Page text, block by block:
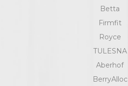
Betta
Firmfit
Royce
TULESNA
Aberhof
BerryAlloc